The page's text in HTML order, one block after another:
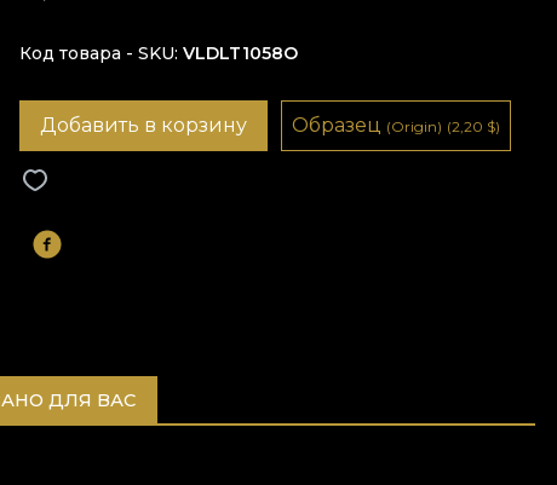
Код товара - SKU VLDLT1058O
Добавить в корзину Образец (Origin) (2,20 $)
ДЛЯ ВАС